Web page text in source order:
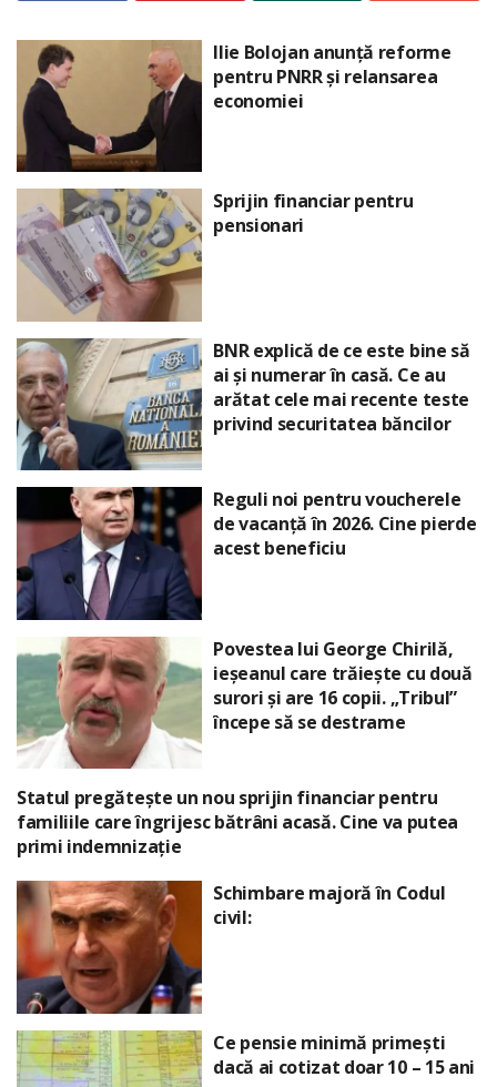
Ilie Bolojan anunță reforme
pentru PNRR și relansarea
economiei
Sprijin financiar pentru
pensionari
BNR explică de ce este bine să
ai și numerar în casă. Ce au
arătat cele mai recente teste
privind securitatea băncilor
Reguli noi pentru voucherele
de vacanță în 2026. Cine pierde
acest beneficiu
Povestea lui George Chirilă,
ieșeanul care trăiește cu două
surori și are 16 copii. „Tribul”
începe să se destrame
Statul pregătește un nou sprijin financiar pentru
familiile care îngrijesc bătrâni acasă. Cine va putea
primi indemnizație
Schimbare majoră în Codul
civil:
Ce pensie minimă primești
dacă ai cotizat doar 10 – 15 ani